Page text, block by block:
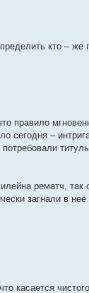
кто – же
правило
сегодня –
рематч, так
загнали в
касается